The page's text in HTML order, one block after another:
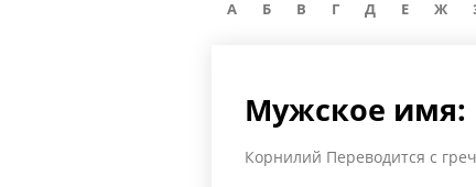
А Б В Г Д Е Ж
Мужское имя:
Корнилий Переводится с